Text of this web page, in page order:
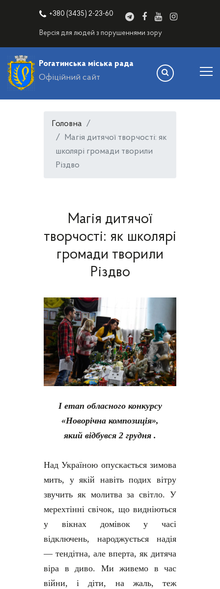
+380 (3435) 2-23-60
Версія для людей з порушеннями зору
Рогатинська міська рада
Офіційний сайт
Головна
Магія дитячої творчості: як
школярі громади творили
Різдво
Магія дитячої
творчості: як школярі
громади творили
Різдво
І етап обласного конкурсу
«Новорічна композиція»,
який відбувся2 грудня .
Над Україною опускається зимова
мить, у якій навіть подих вітру
звучить як молитва за світло. У
мерехтінні свічок, що видніються
у вікнах домівок у часі
відключень, народжується надія
— тендітна, але вперта, як дитяча
віра в диво. Ми живемо в час
війни, і діти, на жаль, теж